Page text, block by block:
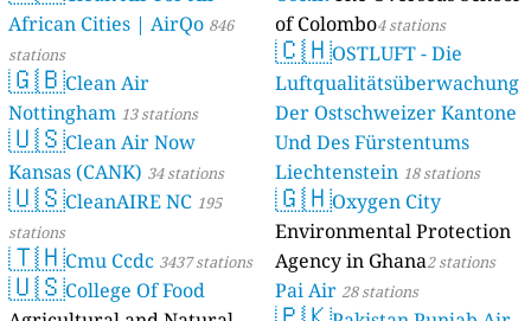
African Cities | AirQo 846
stations
🇬🇧Clean Air
Nottingham 13 stations
🇺🇸Clean Air Now
Kansas (CANK) 34 stations
🇺🇸CleanAIRE NC 195
stations
🇹🇭Cmu Ccdc 3437 stations
🇺🇸College Of Food
of Colombo4 stations
🇨🇭OSTLUFT - Die
Luftqualitätsüberwachung
Der Ostschweizer Kantone
Und Des Fürstentums
Liechtenstein 18 stations
🇬🇭Oxygen City
Environmental Protection
Agency in Ghana2 stations
Pai Air 28 stations